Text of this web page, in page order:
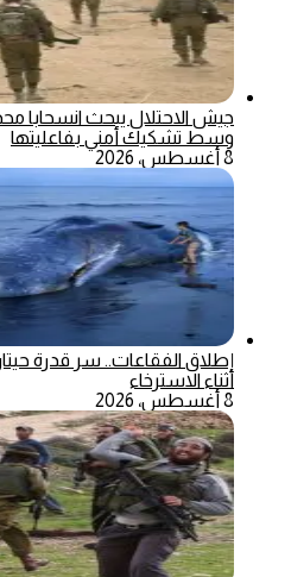
جيش الاحتلال يبحث انسحابا
وسط تشكيك أمني بفاعليتها
8 أغسطس، 2026
إطلاق الفقاعات.. سر قدرة
أثناء الاسترخاء
8 أغسطس، 2026